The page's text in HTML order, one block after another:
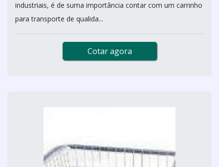
industriais, é de suma importância contar com um carrinho
para transporte de qualida...
Cotar agora